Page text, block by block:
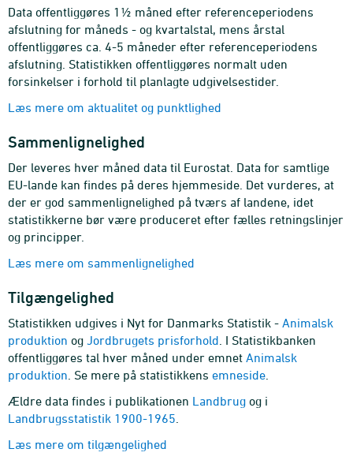
Data offentliggøres 1½ måned efter referenceperiodens
afslutning for måneds - og kvartalstal, mens årstal
offentliggøres ca. 4-5 måneder efter referenceperiodens
afslutning. Statistikken offentliggøres normalt uden
forsinkelser i forhold til planlagte udgivelsestider.
Læs mere om aktualitet og punktlighed
Sammenlignelighed
Der leveres hver måned data til Eurostat. Data for samtlige
EU-lande kan findes på deres hjemmeside. Det vurderes, at
der er god sammenlignelighed på tværs af landene, idet
statistikkerne bør være produceret efter fælles retningslinjer
og principper.
Læs mere om sammenlignelighed
Tilgængelighed
Statistikken udgives i Nyt for Danmarks Statistik - Animalsk
produktion og Jordbrugets prisforhold . I Statistikbanken
offentliggøres tal hver måned under emnet Animalsk
produktion . Se mere på statistikkens emneside
Ældre data findes i publikationen Landbrug og i
Landbrugsstatistik 1900-1965
Læs mere om tilgængelighed